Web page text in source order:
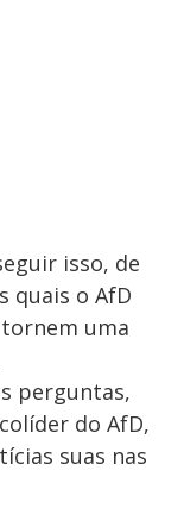
isso, de
quais o AfD
uma
perguntas,
do AfD,
suas nas